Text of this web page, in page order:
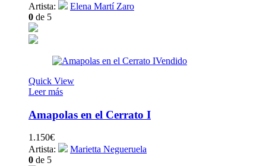
Artista:
Elena Martí Zaro
0 de 5
Vendido
Quick View
Leer más
Amapolas en el Cerrato I
1.150€
Artista:
Marietta Negueruela
0 de 5